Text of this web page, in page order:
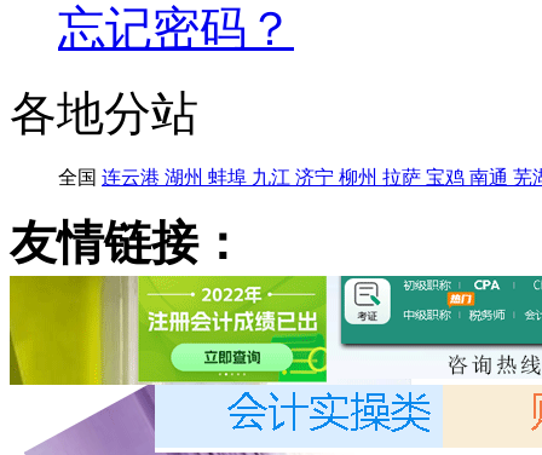
忘记密码？
各地分站
全国 连云港 湖州 蚌埠 九江 济宁 柳州 拉萨 宝鸡 南通 芜
友情链接：